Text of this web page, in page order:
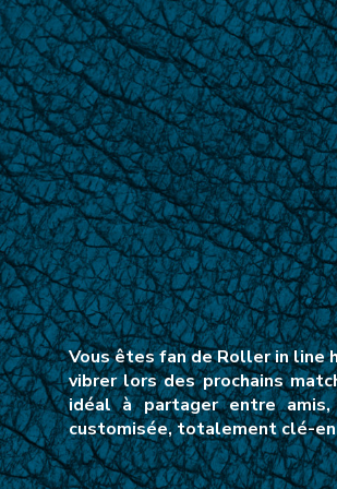
Vous êtes fan de Roller in line
vibrer lors des prochains
idéal à partager entre
customisée, totalement clé-